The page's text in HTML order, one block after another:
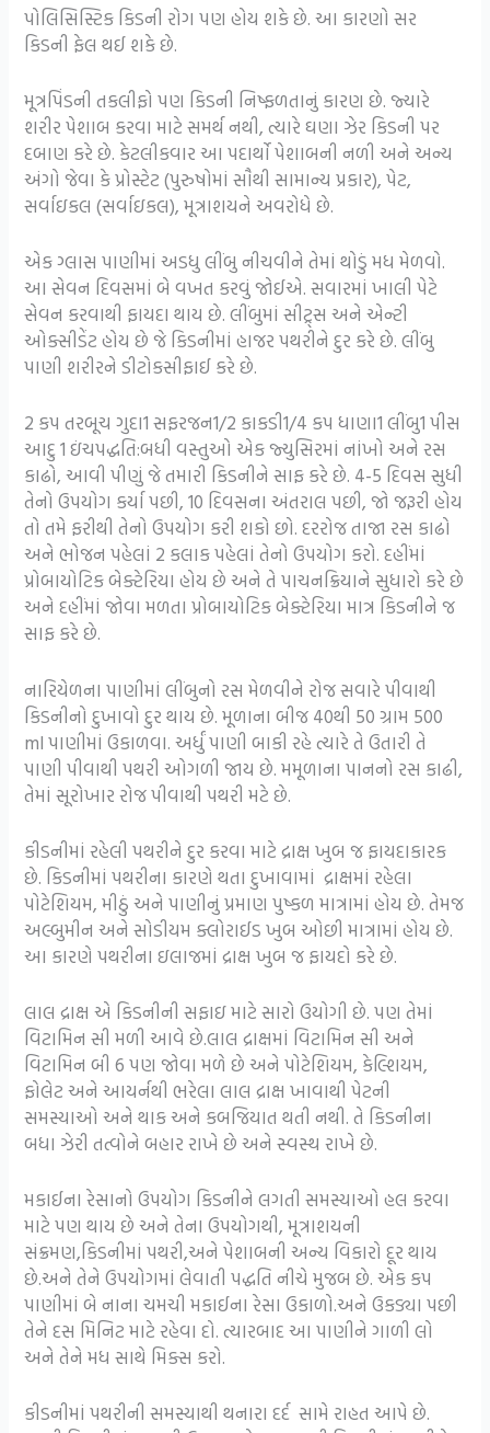
પોલિસિસ્ટિક કિડની રોગ પણ હોય શકે છે. આ કારણો સર
કિડની ફેલ થઈ શકે છે.
મૂત્રપિંડની તકલીફો પણ કિડની નિષ્ફળતાનું કારણ છે. જ્યારે
શરીર પેશાબ કરવા માટે સમર્થ નથી, ત્યારે ઘણા ઝેર કિડની પર
દબાણ કરે છે. કેટલીકવાર આ પદાર્થો પેશાબની નળી અને અન્ય
અંગો જેવા કે પ્રોસ્ટેટ (પુરુષોમાં સૌથી સામાન્ય પ્રકાર), પેટ,
સર્વાઇકલ (સર્વાઇકલ), મૂત્રાશયને અવરોધે છે.
એક ગ્લાસ પાણીમાં અડધુ લીંબુ નીચવીને તેમાં થોડું મધ મેળવો.
આ સેવન દિવસમાં બે વખત કરવું જોઈએ. સવારમાં ખાલી પેટે
સેવન કરવાથી ફાયદા થાય છે. લીંબુમાં સીટ્ર્સ અને એન્ટી
ઓક્સીડેંટ હોય છે જે કિડનીમાં હાજર પથરીને દુર કરે છે. લીંબુ
પાણી શરીરને ડીટોકસીફાઈ કરે છે.
2 કપ તરબૂચ ગુદા1 સફરજન1/2 કાકડી1/4 કપ ધાણા1 લીંબુ1 પીસ
આદુ 1 ઇંચપદ્ધતિ:બધી વસ્તુઓ એક જ્યુસિરમાં નાંખો અને રસ
કાઢો, આવી પીણું જે તમારી કિડનીને સાફ કરે છે. 4-5 દિવસ સુધી
તેનો ઉપયોગ કર્યા પછી, 10 દિવસના અંતરાલ પછી, જો જરૂરી હોય
તો તમે ફરીથી તેનો ઉપયોગ કરી શકો છો. દરરોજ તાજા રસ કાઢો
અને ભોજન પહેલાં 2 કલાક પહેલાં તેનો ઉપયોગ કરો. દહીંમાં
પ્રોબાયોટિક બેક્ટેરિયા હોય છે અને તે પાચનક્રિયાને સુધારો કરે છે
અને દહીંમાં જોવા મળતા પ્રોબાયોટિક બેક્ટેરિયા માત્ર કિડનીને જ
સાફ કરે છે.
નારિયેળના પાણીમાં લીંબુનો રસ મેળવીને રોજ સવારે પીવાથી
કિડનીનો દુખાવો દુર થાય છે. મૂળાના બીજ 40થી 50 ગ્રામ 500
ml પાણીમાં ઉકાળવા. અર્ધું પાણી બાકી રહે ત્યારે તે ઉતારી તે
પાણી પીવાથી પથરી ઓગળી જાય છે. મમૂળાના પાનનો રસ કાઢી,
તેમાં સૂરોખાર રોજ પીવાથી પથરી મટે છે.
કીડનીમાં રહેલી પથરીને દુર કરવા માટે દ્રાક્ષ ખુબ જ ફાયદાકારક
છે. કિડનીમાં પથરીના કારણે થતા દુખાવામાં દ્રાક્ષમાં રહેલા
પોટેશિયમ, મીઠું અને પાણીનું પ્રમાણ પુષ્કળ માત્રામાં હોય છે. તેમજ
અલ્બુમીન અને સોડીયમ ક્લોરાઈડ ખુબ ઓછી માત્રામાં હોય છે.
આ કારણે પથરીના ઇલાજમાં દ્રાક્ષ ખુબ જ ફાયદો કરે છે.
લાલ દ્રાક્ષ એ કિડનીની સફાઇ માટે સારો ઉયોગી છે. પણ તેમાં
વિટામિન સી મળી આવે છે.લાલ દ્રાક્ષમાં વિટામિન સી અને
વિટામિન બી 6 પણ જોવા મળે છે અને પોટેશિયમ, કેલ્શિયમ,
ફોલેટ અને આયર્નથી ભરેલા લાલ દ્રાક્ષ ખાવાથી પેટની
સમસ્યાઓ અને થાક અને કબજિયાત થતી નથી. તે કિડનીના
બધા ઝેરી તત્વોને બહાર રાખે છે અને સ્વસ્થ રાખે છે.
મકાઈના રેસાનો ઉપયોગ કિડનીને લગતી સમસ્યાઓ હલ કરવા
માટે પણ થાય છે અને તેના ઉપયોગથી, મૂત્રાશયની
સંક્રમણ,કિડનીમાં પથરી,અને પેશાબની અન્ય વિકારો દૂર થાય
છે.અને તેને ઉપયોગમાં લેવાતી પદ્ધતિ નીચે મુજબ છે. એક કપ
પાણીમાં બે નાના ચમચી મકાઈના રેસા ઉકાળો.અને ઉકડ્યા પછી
તેને દસ મિનિટ માટે રહેવા દો. ત્યારબાદ આ પાણીને ગાળી લો
અને તેને મધ સાથે મિક્સ કરો.
કીડનીમાં પથરીની સમસ્યાથી થનારા દર્દ સામે રાહત આપે છે.